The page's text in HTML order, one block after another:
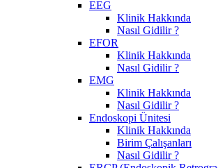
EEG
Klinik Hakkında
Nasıl Gidilir ?
EFOR
Klinik Hakkında
Nasıl Gidilir ?
EMG
Klinik Hakkında
Nasıl Gidilir ?
Endoskopi Ünitesi
Klinik Hakkında
Birim Çalışanları
Nasıl Gidilir ?